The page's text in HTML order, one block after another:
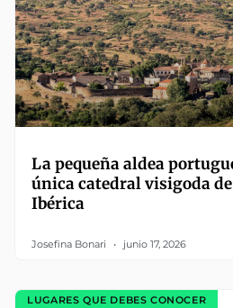
La pequeña aldea
única catedral visigoda
Ibérica
Josefina Bonari junio 17, 2026
LUGARES QUE DEBES CONOCER